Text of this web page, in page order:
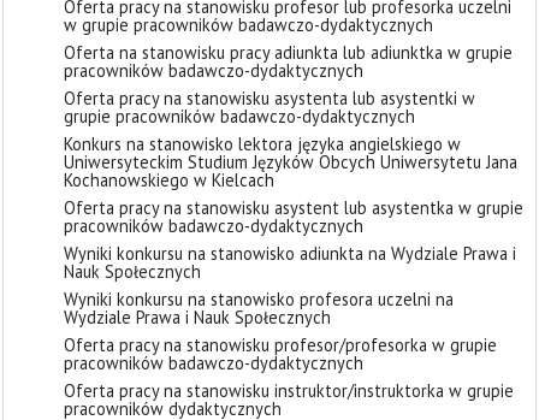
Oferta pracy na stanowisku profesor lub profesorka uczelni
w grupie pracowników badawczo-dydaktycznych
Oferta na stanowisku pracy adiunkta lub adiunktka w grupie
pracowników badawczo-dydaktycznych
Oferta pracy na stanowisku asystenta lub asystentki w
grupie pracowników badawczo-dydaktycznych
Konkurs na stanowisko lektora języka angielskiego w
Uniwersyteckim Studium Języków Obcych Uniwersytetu Jana
Kochanowskiego w Kielcach
Oferta pracy na stanowisku asystent lub asystentka w grupie
pracowników badawczo-dydaktycznych
Wyniki konkursu na stanowisko adiunkta na Wydziale Prawa i
Nauk Społecznych
Wyniki konkursu na stanowisko profesora uczelni na
Wydziale Prawa i Nauk Społecznych
Oferta pracy na stanowisku profesor/profesorka w grupie
pracowników badawczo-dydaktycznych
Oferta pracy na stanowisku instruktor/instruktorka w grupie
pracowników dydaktycznych